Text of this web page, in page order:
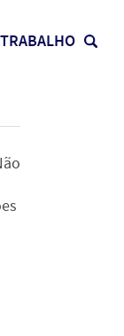
TRABALHO